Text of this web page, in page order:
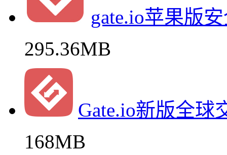
gate.io苹果版
295.36MB
Gate.io新版全球
168MB